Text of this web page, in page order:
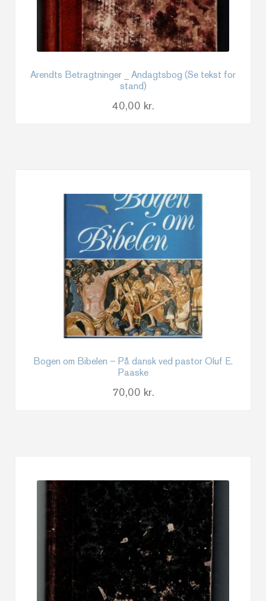
Arendts Betragtninger _ Andagtsbog (Se tekst for
stand)
40,00 kr.
Bogen om Bibelen – På dansk ved pastor Oluf E.
Paaske
70,00 kr.